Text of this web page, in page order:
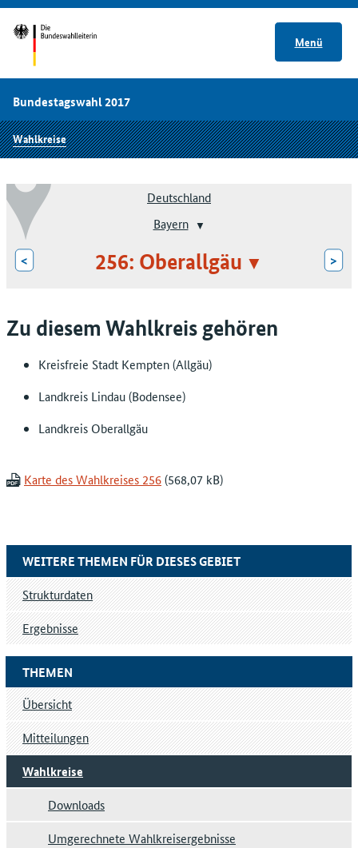
Menü
Bundestagswahl 2017
Wahlkreise
Deutschland
Bayern
< 256: Oberallgäu >
Zu diesem Wahlkreis gehören
Kreisfreie Stadt Kempten (Allgäu)
Landkreis Lindau (Bodensee)
Landkreis Oberallgäu
Karte des Wahlkreises 256
THEMEN
Übersicht
Mitteilungen
Wahlkreise
Downloads
Umgerechnete Wahlkreisergebnisse
WEITERE THEMEN FÜR DIESES GEBIET
Strukturdaten
Ergebnisse